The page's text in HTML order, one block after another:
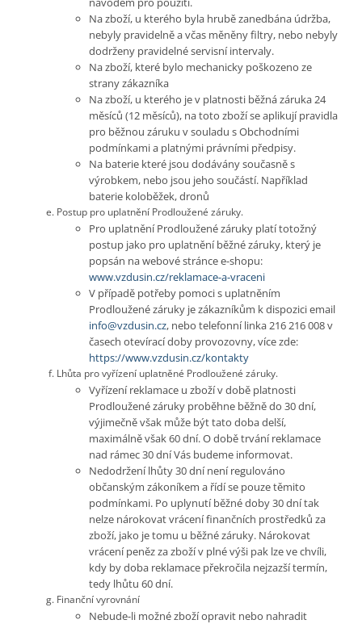
Na zboží, u kterého byla hrubě zanedbána údržba,
nebyly pravidelně a včas měněny filtry, nebo nebyly
dodrženy pravidelné servisní intervaly.
Na zboží, které bylo mechanicky poškozeno ze
strany zákazníka
Na zboží, u kterého je v platnosti běžná záruka 24
měsíců (12 měsíců), na toto zboží se aplikují pravidla
pro běžnou záruku v souladu s Obchodními
podmínkami a platnými právními předpisy.
Na baterie které jsou dodávány současně s
výrobkem, nebo jsou jeho součástí. Například
baterie koloběžek, dronů
Postup pro uplatnění Prodloužené záruky.
Pro uplatnění Prodloužené záruky platí totožný
postup jako pro uplatnění běžné záruky, který je
popsán na webové stránce e-shopu:
www.vzdusin.cz/reklamace-a-vraceni
V případě potřeby pomoci s uplatněním
Prodloužené záruky je zákazníkům k dispozici email
info@vzdusin.cz, nebo telefonní linka 216 216 008 v
časech otevírací doby provozovny, více zde:
https://www.vzdusin.cz/kontakty
Lhůta pro vyřízení uplatněné Prodloužené záruky.
Vyřízení reklamace u zboží v době platnosti
Prodloužené záruky proběhne běžně do 30 dní,
výjimečně však může být tato doba delší,
maximálně však 60 dní. O době trvání reklamace
nad rámec 30 dní Vás budeme informovat.
Nedodržení lhůty 30 dní není regulováno
občanským zákoníkem a řídí se pouze těmito
podmínkami. Po uplynutí běžné doby 30 dní tak
nelze nárokovat vrácení finančních prostředků za
zboží, jako je tomu u běžné záruky. Nárokovat
vrácení peněz za zboží v plné výši pak lze ve chvíli,
kdy by doba reklamace překročila nejzazší termín,
tedy lhůtu 60 dní.
Finanční vyrovnání
Nebude-li možné zboží opravit nebo nahradit